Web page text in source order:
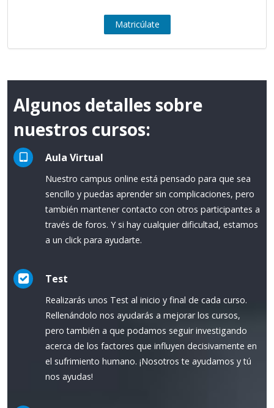
Matricúlate
Algunos detalles sobre
nuestros cursos:
Aula Virtual
Nuestro campus online está pensado para que sea
sencillo y puedas aprender sin complicaciones, pero
también mantener contacto con otros participantes a
través de foros. Y si hay cualquier dificultad, estamos
a un click para ayudarte.
Test
Realizarás unos Test al inicio y final de cada curso.
Rellenándolo nos ayudarás a mejorar los cursos,
pero también a que podamos seguir investigando
acerca de los factores que influyen decisivamente en
el sufrimiento humano. ¡Nosotros te ayudamos y tú
nos ayudas!